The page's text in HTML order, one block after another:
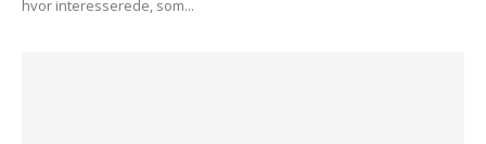
hvor interesserede, som...